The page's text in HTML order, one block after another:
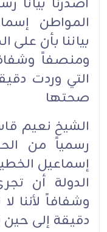
المواطن
بياننا بأن على
ومنصفاً وشفافاً
التي وردت
صحتها‏
الشيخ نعيم
رسمياً من
إسماعيل
الدولة أن
وشفافاً لأننا
دقيقة إلى